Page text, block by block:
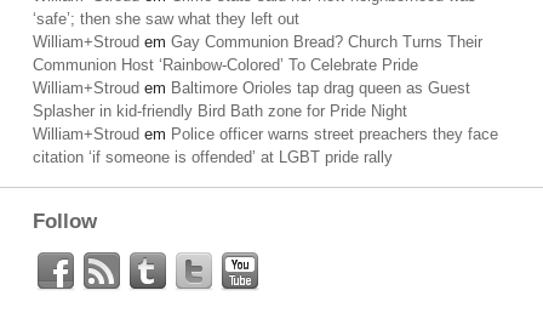
‘safe’; then she saw what they left out
William+Stroud em Gay Communion Bread? Church Turns Their
Communion Host ‘Rainbow-Colored’ To Celebrate Pride
William+Stroud em Baltimore Orioles tap drag queen as Guest
Splasher in kid-friendly Bird Bath zone for Pride Night
William+Stroud em Police officer warns street preachers they face
citation ‘if someone is offended’ at LGBT pride rally
Follow